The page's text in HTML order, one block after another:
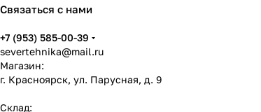
Связаться с нами
+7 (953) 585-00-39
severtehnika@mail.ru
Магазин:
г. Красноярск, ул. Парусная, д. 9
Склад: